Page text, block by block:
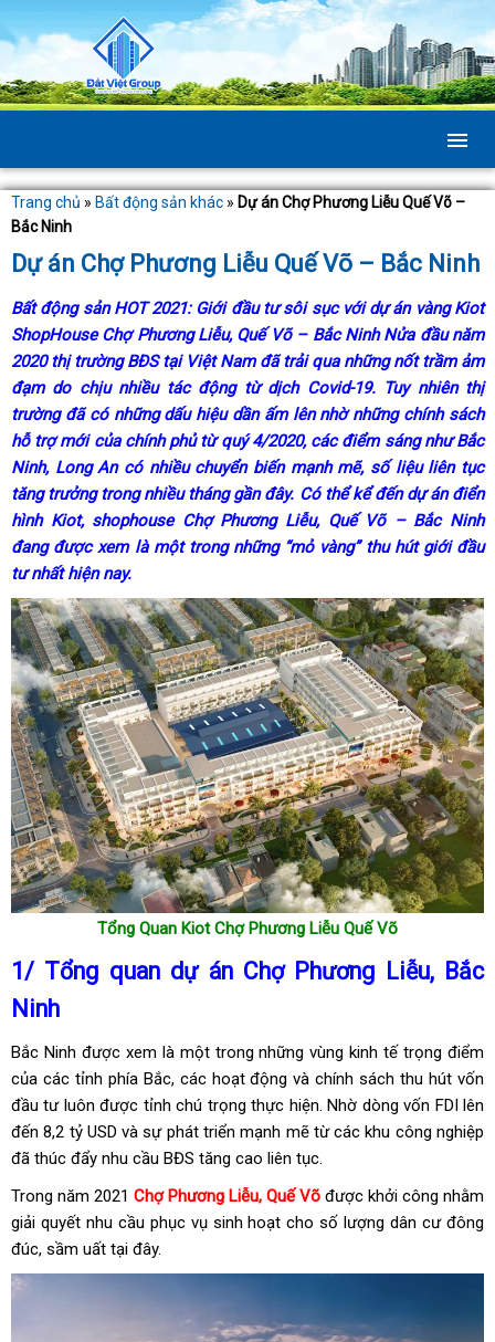
Trang chủ » Bất động sản khác » Dự án Chợ Phương Liễu Quế Võ –
Bắc Ninh
Dự án Chợ Phương Liễu Quế Võ – Bắc Ninh
Bất động sản HOT 2021: Giới đầu tư sôi sục với dự án vàng Kiot
ShopHouse Chợ Phương Liễu, Quế Võ – Bắc NinhNửa đầu năm
2020 thị trường BĐS tại Việt Nam đã trải qua những nốt trầm ảm
đạm do chịu nhiều tác động từ dịch Covid-19. Tuy nhiên thị
trường đã có những dấu hiệu dần ấm lên nhờ những chính sách
hỗ trợ mới của chính phủ từ quý 4/2020, các điểm sáng như Bắc
Ninh, Long An có nhiều chuyển biến mạnh mẽ, số liệu liên tục
tăng trưởng trong nhiều tháng gần đây. Có thể kể đến dự án điển
hình Kiot, shophouse Chợ Phương Liễu, Quế Võ – Bắc Ninh
đang được xem là một trong những “mỏ vàng” thu hút giới đầu
tư nhất hiện nay.
Tổng Quan Kiot Chợ Phương Liễu Quế Võ
1/ Tổng quan dự án Chợ Phương Liễu, Bắc
Ninh
Bắc Ninh được xem là một trong những vùng kinh tế trọng điểm
của các tỉnh phía Bắc, các hoạt động và chính sách thu hút vốn
đầu tư luôn được tỉnh chú trọng thực hiện. Nhờ dòng vốn FDI lên
đến 8,2 tỷ USD và sự phát triển mạnh mẽ từ các khu công nghiệp
đã thúc đẩy nhu cầu BĐS tăng cao liên tục.
Trong năm 2021 Chợ Phương Liễu, Quế Võ được khởi công nhằm
giải quyết nhu cầu phục vụ sinh hoạt cho số lượng dân cư đông
đúc, sầm uất tại đây.